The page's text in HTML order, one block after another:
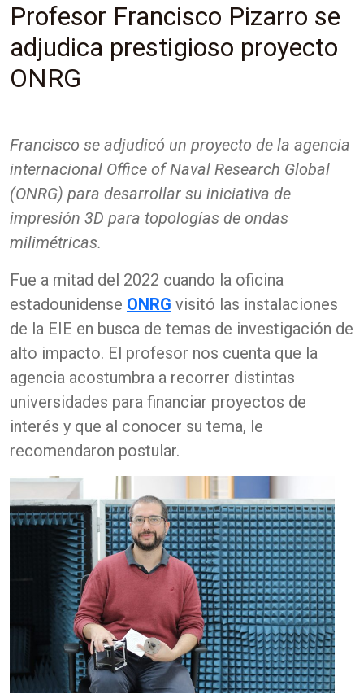
Profesor Francisco Pizarro se
adjudica prestigioso proyecto
ONRG
Francisco se adjudicó un proyecto de la agencia
internacional Office of Naval Research Global
(ONRG) para desarrollar su iniciativa de
impresión 3D para topologías de ondas
milimétricas.
Fue a mitad del 2022 cuando la oficina
estadounidense ONRG visitó las instalaciones
de la EIE en busca de temas de investigación de
alto impacto. El profesor nos cuenta que la
agencia acostumbra a recorrer distintas
universidades para financiar proyectos de
interés y que al conocer su tema, le
recomendaron postular.